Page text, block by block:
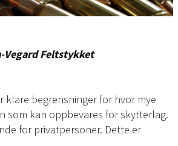
Vegard Feltstykket
klare begrensninger for hvor mye
som kan oppbevares for skytterlag.
for privatpersoner. Dette er